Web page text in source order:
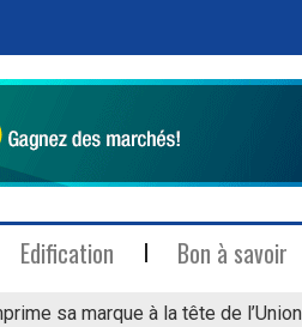
Edification Bon à savoir
sa marque à la tête de